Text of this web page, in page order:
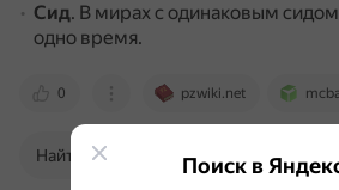
Сид. В мирах с одинаковым
одно время.
0 pzwiki.net
Найти в Поиске Поиск в